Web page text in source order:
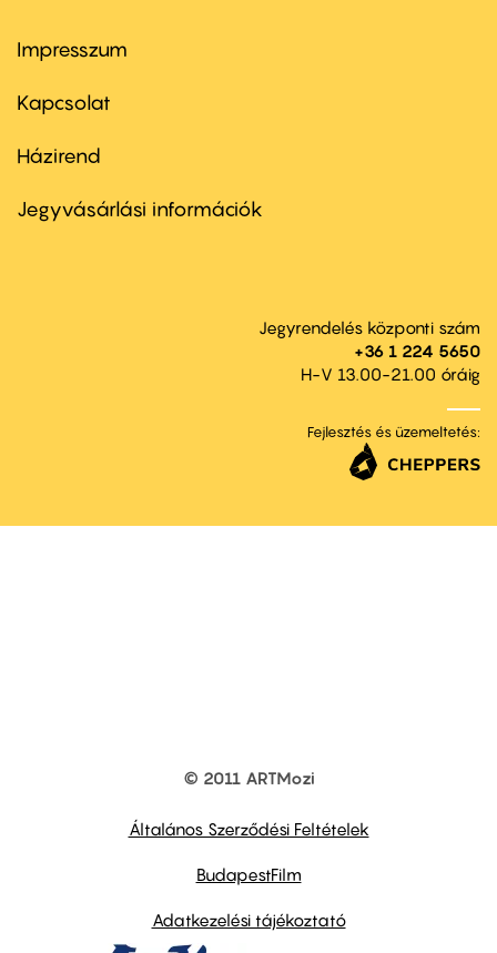
Footer
first
Impresszum
Kapcsolat
Footer
second
Házirend
Jegyvásárlási információk
Jegyrendelés központi szám
+36 1 224 5650
H-V 13.00-21.00 óráig
Fejlesztés és üzemeltetés:
© 2011 ARTMozi
Általános Szerződési Feltételek
BudapestFilm
Adatkezelési tájékoztató